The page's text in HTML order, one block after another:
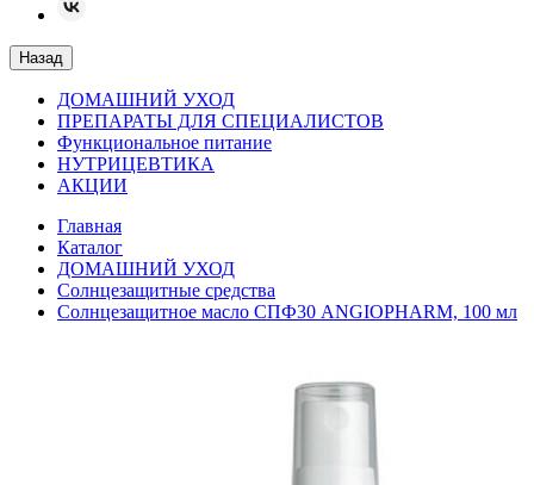
Назад
ДОМАШНИЙ УХОД
ПРЕПАРАТЫ ДЛЯ СПЕЦИАЛИСТОВ
Функциональное питание
НУТРИЦЕВТИКА
АКЦИИ
Главная
Каталог
ДОМАШНИЙ УХОД
Солнцезащитные средства
Солнцезащитное масло СПФ30 ANGIOPHARM, 100 мл